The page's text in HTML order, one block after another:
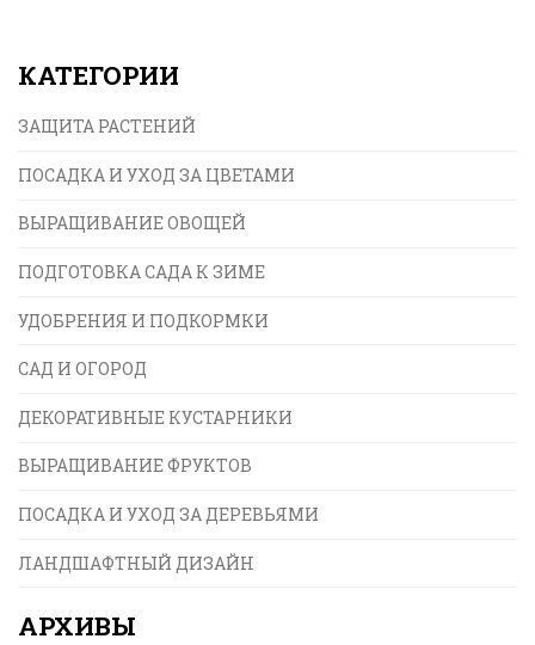
иные вещества и как это влияет на здоровье
лучшими практиками для корректного полива,
КАТЕГОРИИ
ЗАЩИТА РАСТЕНИЙ
ПОСАДКА И УХОД ЗА ЦВЕТАМИ
ВЫРАЩИВАНИЕ ОВОЩЕЙ
ПОДГОТОВКА САДА К ЗИМЕ
УДОБРЕНИЯ И ПОДКОРМКИ
САД И ОГОРОД
ДЕКОРАТИВНЫЕ КУСТАРНИКИ
ВЫРАЩИВАНИЕ ФРУКТОВ
ПОСАДКА И УХОД ЗА ДЕРЕВЬЯМИ
ЛАНДШАФТНЫЙ ДИЗАЙН
АРХИВЫ